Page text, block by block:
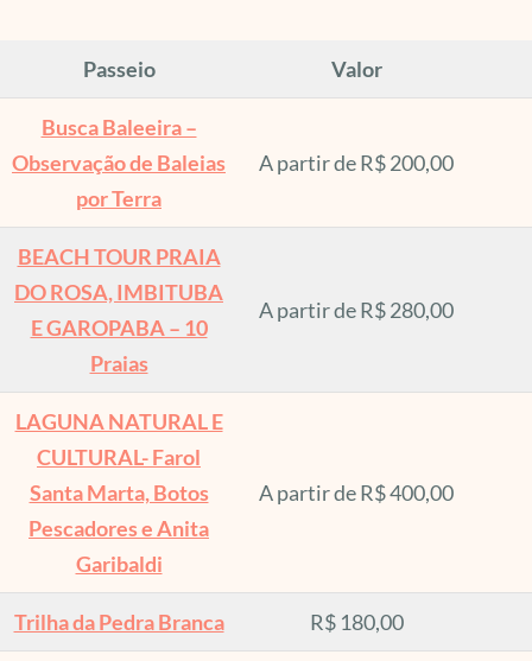
Passeio Valor
Busca Baleeira –
Observação de Baleias
por Terra
A partir de R$ 200,00
BEACH TOUR PRAIA
DO ROSA, IMBITUBA
E GAROPABA – 10
Praias
A partir de R$ 280,00
LAGUNA NATURAL E
CULTURAL- Farol
Santa Marta, Botos
Pescadores e Anita
Garibaldi
A partir de R$ 400,00
Trilha da Pedra Branca R$ 180,00